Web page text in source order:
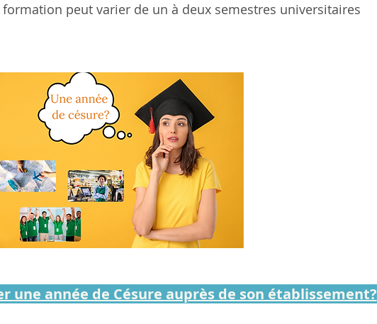
peut varier de un à deux semestres universitaires
une année de Césure auprès de son établissement?